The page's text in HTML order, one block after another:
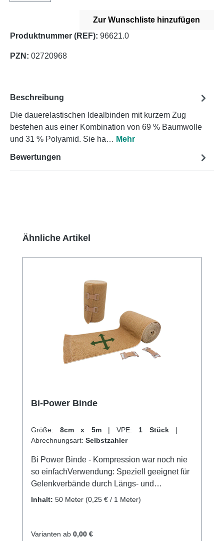
Zur Wunschliste hinzufügen
Produktnummer (REF): 96621.0
PZN: 02720968
Beschreibung
Die dauerelastischen Idealbinden mit kurzem Zug
bestehen aus einer Kombination von 69 % Baumwolle
und 31 % Polyamid. Sie ha… Mehr
Bewertungen
Produktgalerie überspringen
Ähnliche Artikel
Bi-Power Binde
Größe: 8cm x 5m | VPE: 1 Stück |
Abrechnungsart: Selbstzahler
Bi Power Binde - Kompression war noch nie
so einfachVerwendung: Speziell geeignet für
Gelenkverbände durch Längs- und
QuerdehnungFür eine regulierbare
Luxationen, Distorsionen und
Inhalt: 50 Meter (0,25 € / 1 Meter)
Varianten ab 0,00 €